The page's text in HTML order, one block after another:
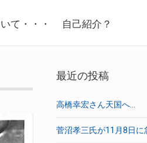
て・・・ 自己紹介？
最近の投稿
高橋幸宏さん天国へ…
菅沼孝三氏が11月8日に